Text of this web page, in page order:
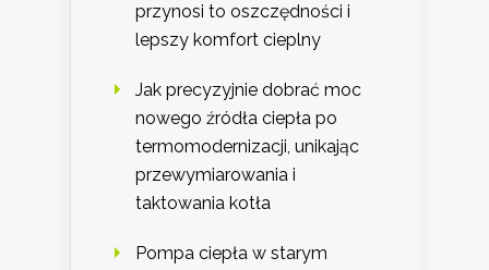
przynosi to oszczędności i
lepszy komfort cieplny
Jak precyzyjnie dobrać moc
nowego źródła ciepła po
termomodernizacji, unikając
przewymiarowania i
taktowania kotła
Pompa ciepła w starym